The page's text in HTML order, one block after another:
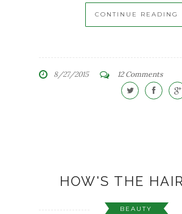
CONTINUE READING
8/27/2015 12 Comments
HOW'S THE
BEAUTY